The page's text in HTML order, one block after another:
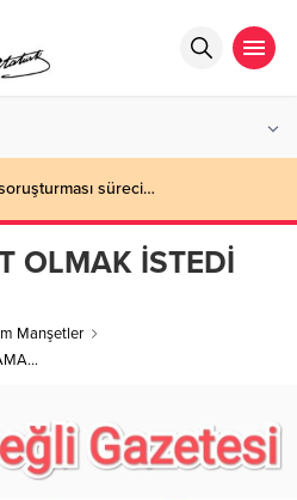
süreci…
OLMAK İSTEDİ
Manşetler